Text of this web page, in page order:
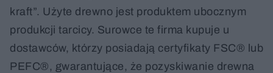
kraft”. Użyte drewno jest produktem ubocznym
produkcji tarcicy. Surowce te firma kupuje u
dostawców, którzy posiadają certyfikaty FSC® lub
PEFC®, gwarantujące, że pozyskiwanie drewna